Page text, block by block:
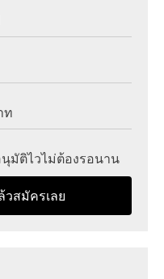
ท
มัติไวไม่ต้องรอนาน
วสมัครเลย